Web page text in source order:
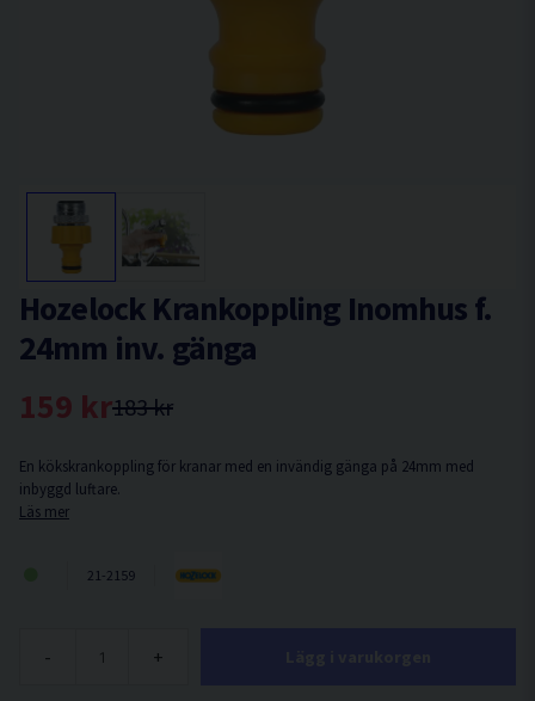
Hozelock Krankoppling Inomhus f.
24mm inv. gänga
183 kr
159 kr
En kökskrankoppling för kranar med en invändig gänga på 24mm med
inbyggd luftare.
Läs mer
21-2159
- +